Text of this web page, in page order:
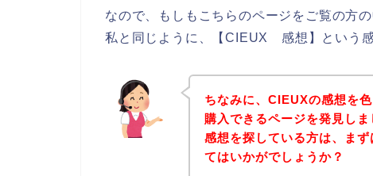
なので、もしもこちらのページをご覧の方
私と同じように、【CIEUX 感想】という
ちなみに、CIEUXの感想を
購入できるページを発見し
感想を探している方は、ま
てはいかがでしょうか？